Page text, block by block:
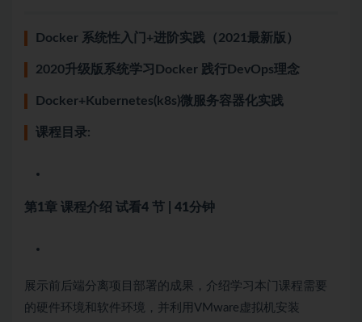
Docker 系统性入门+进阶实践（2021最新版）
2020升级版系统学习Docker 践行DevOps理念
Docker+Kubernetes(k8s)微服务容器化实践
课程目录:
第1章 课程介绍 试看4 节 | 41分钟
展示前后端分离项目部署的成果，介绍学习本门课程需要
的硬件环境和软件环境，并利用VMware虚拟机安装